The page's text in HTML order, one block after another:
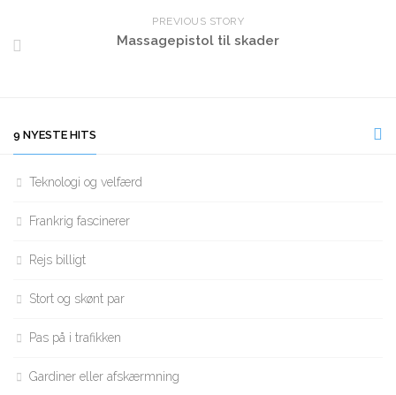
PREVIOUS STORY
Massagepistol til skader
9 NYESTE HITS
Teknologi og velfærd
Frankrig fascinerer
Rejs billigt
Stort og skønt par
Pas på i trafikken
Gardiner eller afskærmning